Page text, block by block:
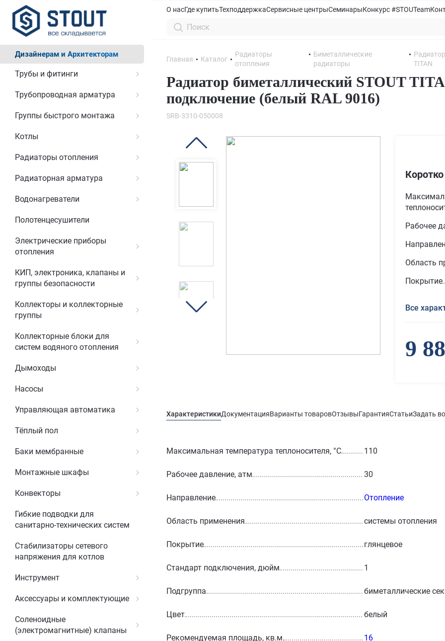
Дизайнерам и Архитекторам
Трубы и фитинги
Трубопроводная арматура
Группы быстрого монтажа
Котлы
Радиаторы отопления
Радиаторная арматура
Водонагреватели
Полотенцесушители
Электрические приборы
отопления
КИП, электроника, клапаны и
группы безопасности
Коллекторы и коллекторные
группы
Коллекторные блоки для
систем водяного отопления
Дымоходы
Насосы
Управляющая автоматика
Тёплый пол
Баки мембранные
Монтажные шкафы
Конвекторы
Гибкие подводки для
санитарно-технических систем
Стабилизаторы сетевого
напряжения для котлов
Инструмент
Аксессуары и комплектующие
Соленоидные
(электромагнитные) клапаны
О насГде купитьТехподдержкаСервисные центрыСеминарыКонкурс #STOUTeam
Главная Каталог
Радиаторы
отопления
Биметаллические
радиаторы
TITAN
Радиатор биметаллический STOUT
подключение (белый RAL 9016)
SRB-3310-050008
Рабочее
Область
Покрытие
Все
9
ХарактеристикиДокументацияВарианты товаровОтзывыГарантияСтатьиЗадать
Максимальная температура теплоносителя, °С 110
Рабочее давление, атм 30
Направление Отопление
Область применения системы отопления
Покрытие глянцевое
Стандарт подключения, дюйм 1
Подгруппа биметаллические
Цвет белый
Рекомендуемая площадь, кв.м. 16